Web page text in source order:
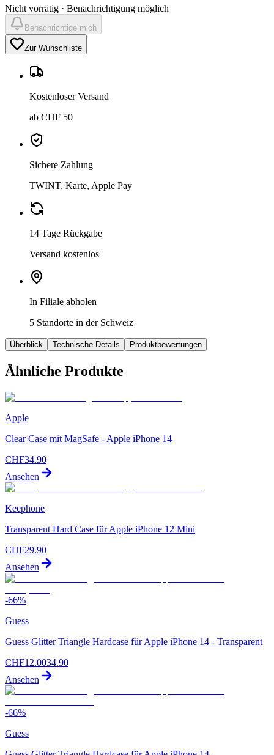
Nicht vorrätig · Benachrichtigung möglich
Benachrichtige mich
Zur Wunschliste
Kostenloser Versand
ab CHF 50
Sichere Zahlung
TWINT, Karte, Apple Pay
14 Tage Rückgabe
Versand kostenlos
In Filiale abholen
5 Standorte in der Schweiz
Überblick Technische Details Produktbewertungen
Ähnliche Produkte
Apple
Clear Case mit MagSafe - Apple iPhone 14
CHF34.90
Ansehen
Keephone
Transparent Hard Case für Apple iPhone 12 Mini
CHF29.90
Ansehen
-66%
Guess
Guess Glitter Triangle Hardcase für Apple iPhone 14 - Transparent
CHF12.0034.90
Ansehen
-66%
Guess